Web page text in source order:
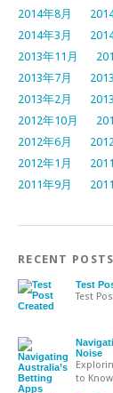
2014年8月
2014年3月
2013年11月
2013年7月
2013年2月
2012年10月
2012年6月
2012年1月
2011年9月
RECENT POSTS
Test
Test
Noise
to